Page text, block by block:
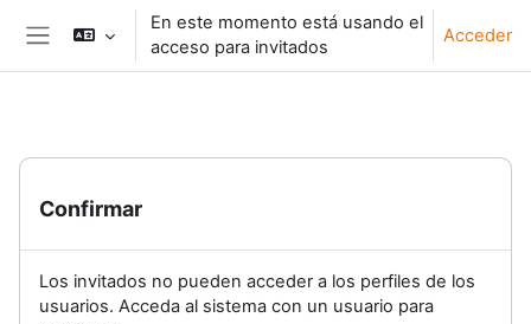
Salta al contenido principal
Panel lateral
En este momento está usando el
acceso para invitados
Acceder
Confirmar
Los invitados no pueden acceder a los perfiles de los
usuarios. Acceda al sistema con un usuario para